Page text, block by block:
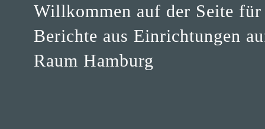
Willkommen auf der Seite für
Berichte aus Einrichtungen
Raum Hamburg